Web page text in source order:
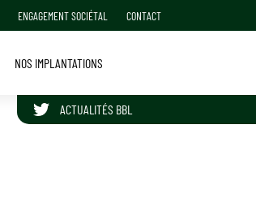
ENGAGEMENT SOCIÉTAL CONTACT
NOS IMPLANTATIONS
ACTUALITÉS BBL